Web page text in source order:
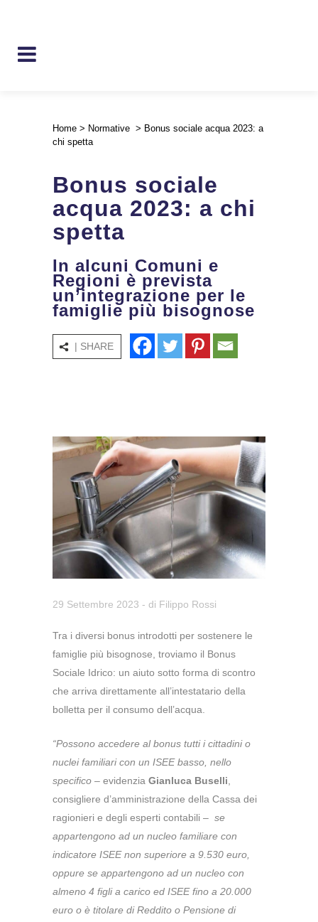
Home > Normative > Bonus sociale acqua 2023: a
chi spetta
Bonus sociale
acqua 2023: a chi
spetta
In alcuni Comuni e
Regioni è prevista
un’integrazione per le
famiglie più bisognose
| SHARE
29 Settembre 2023 - di Filippo Rossi
Tra i diversi bonus introdotti per sostenere le
famiglie più bisognose, troviamo il Bonus
Sociale Idrico: un aiuto sotto forma di scontro
che arriva direttamente all’intestatario della
bolletta per il consumo dell’acqua.
“Possono accedere al bonus tutti i cittadini o
nuclei familiari con un ISEE basso, nello
specifico – evidenzia Gianluca Buselli
consigliere d’amministrazione della Cassa dei
ragionieri e degli esperti contabili – se
appartengono ad un nucleo familiare con
indicatore ISEE non superiore a 9.530 euro,
oppure se appartengono ad un nucleo con
almeno 4 figli a carico ed ISEE fino a 20.000
euro o è titolare di Reddito o Pensione di